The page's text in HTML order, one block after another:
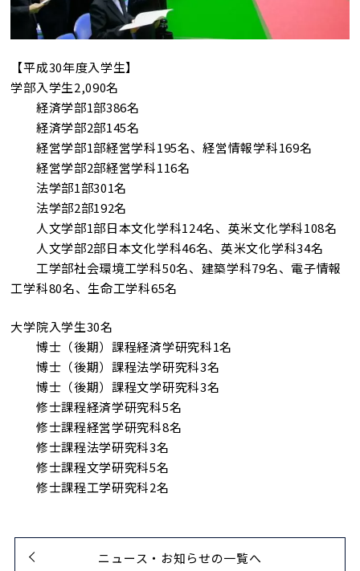
【平成30年度入学生】
学部入学生2,090名
経済学部1部386名
経済学部2部145名
経営学部1部経営学科195名、経営情報学科169名
経営学部2部経営学科116名
法学部1部301名
法学部2部192名
人文学部1部日本文化学科124名、英米文化学科108名
人文学部2部日本文化学科46名、英米文化学科34名
工学部社会環境工学科50名、建築学科79名、電子情報
工学科80名、生命工学科65名
大学院入学生30名
博士（後期）課程経済学研究科1名
博士（後期）課程法学研究科3名
博士（後期）課程文学研究科3名
修士課程経済学研究科5名
修士課程経営学研究科8名
修士課程法学研究科3名
修士課程文学研究科5名
修士課程工学研究科2名
ニュース・お知らせの一覧へ